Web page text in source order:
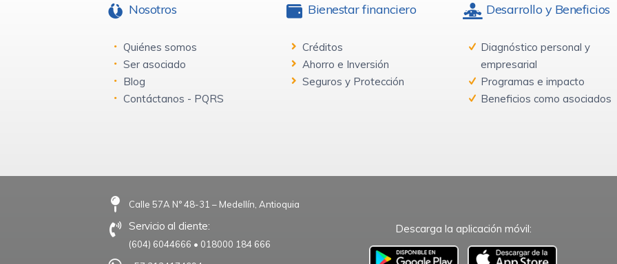
Nosotros
Quiénes somos
Ser asociado
Blog
Contáctanos - PQRS
Bienestar financiero
Créditos
Ahorro e Inversión
Seguros y Protección
Desarrollo y Beneficios
Diagnóstico personal y
empresarial
Programas e impacto
Beneficios como asociados
Calle 57A N° 48-31 – Medellín, Antioquia
Servicio al cliente:
(604) 6044666 • 018000 184 666
Descarga la aplicación móvil: